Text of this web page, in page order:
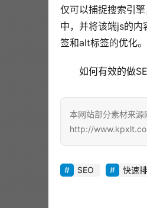
仅可以捕捉搜索引
中，并将该端js的
签和alt标签的优化。
如何有效的做
本网站部分素材来源
http://
SEO 快速